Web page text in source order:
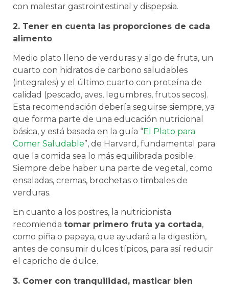
con malestar gastrointestinal y dispepsia.
2. Tener en cuenta las proporciones de cada
alimento
Medio plato lleno de verduras y algo de fruta, un
cuarto con hidratos de carbono saludables
(integrales) y el último cuarto con proteína de
calidad (pescado, aves, legumbres, frutos secos).
Esta recomendación debería seguirse siempre, ya
que forma parte de una educación nutricional
básica, y está basada en la guía “El Plato para
Comer Saludable”, de Harvard, fundamental para
que la comida sea lo más equilibrada posible.
Siempre debe haber una parte de vegetal, como
ensaladas, cremas, brochetas o timbales de
verduras.
En cuanto a los postres, la nutricionista
recomienda tomar primero fruta ya cortada,
como piña o papaya, que ayudará a la digestión,
antes de consumir dulces típicos, para así reducir
el capricho de dulce.
3. Comer con tranquilidad, masticar bien